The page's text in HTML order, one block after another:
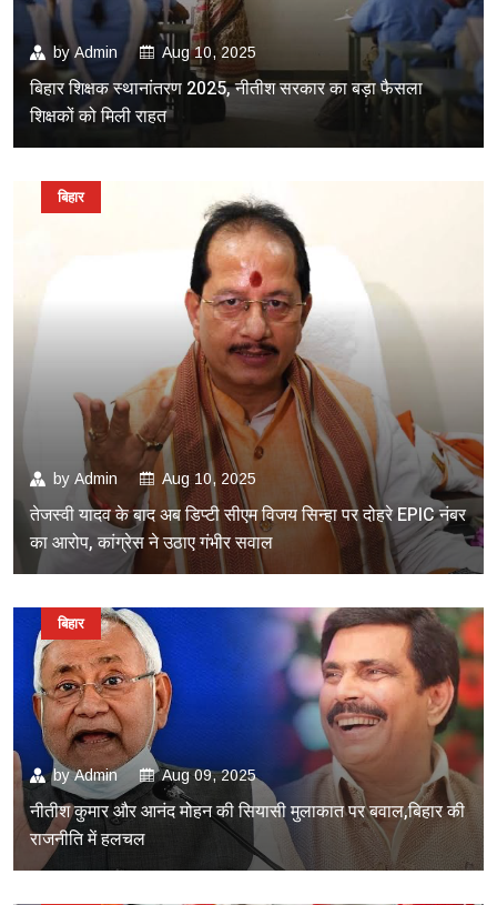
byAdmin Aug 10, 2025
बिहार शिक्षक स्थानांतरण 2025, नीतीश सरकार का बड़ा फैसला
शिक्षकों को मिली राहत
by Admin Aug 10, 2025
तेजस्वी यादव के बाद अब डिप्टी सीएम विजय सिन्हा पर दोहरे EPIC नंबर
का आरोप, कांग्रेस ने उठाए गंभीर सवाल
बिहार
byAdmin Aug 09, 2025
नीतीश कुमार और आनंद मोहन की सियासी मुलाकात पर बवाल,बिहार की
राजनीति में हलचल
बिहार